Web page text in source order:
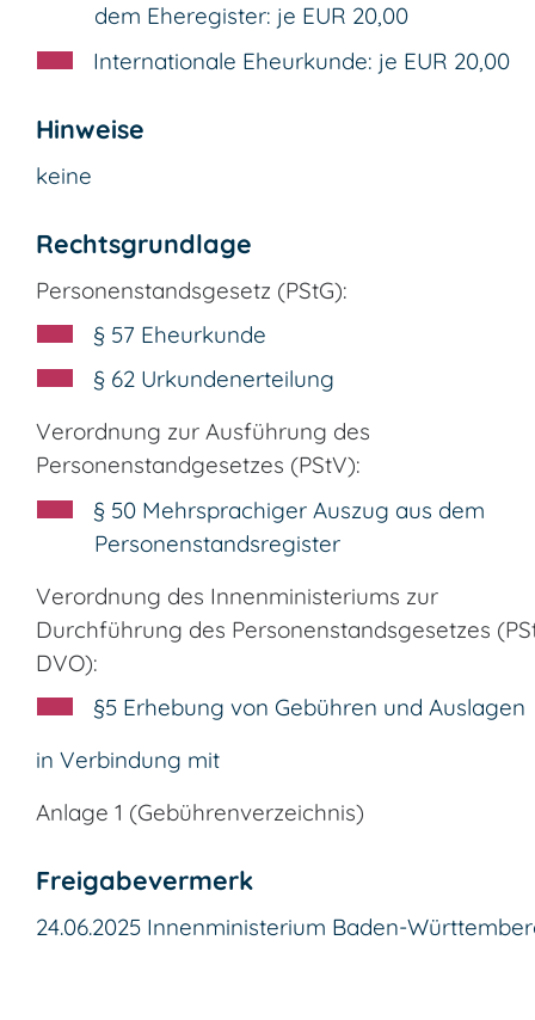
dem Eheregister: je EUR 20,00
Internationale Eheurkunde: je EUR 20,00
Hinweise
keine
Rechtsgrundlage
Personenstandsgesetz (PStG):
§ 57 Eheurkunde
§ 62 Urkundenerteilung
Verordnung zur Ausführung des
Personenstandgesetzes (PStV):
§ 50 Mehrsprachiger Auszug aus dem
Personenstandsregister
Verordnung des Innenministeriums zur
Durchführung des Personenstandsgesetzes
DVO):
§5 Erhebung von Gebühren und Auslagen
in Verbindung mit
Anlage 1 (Gebührenverzeichnis)
Freigabevermerk
24.06.2025 Innenministerium Baden-